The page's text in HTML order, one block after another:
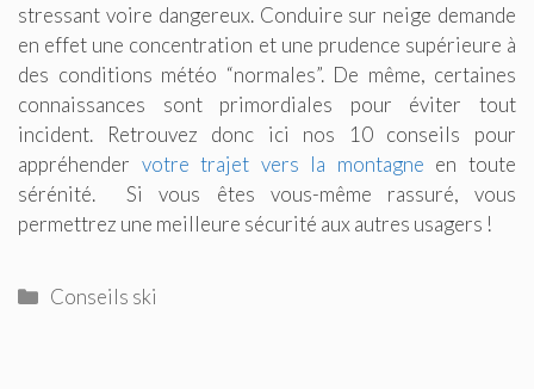
stressant voire dangereux. Conduire sur neige demande
en effet une concentration et une prudence supérieure à
des conditions météo “normales”. De même, certaines
connaissances sont primordiales pour éviter tout
incident. Retrouvez donc ici nos 10 conseils pour
appréhender votre trajet vers la montagne en toute
sérénité. Si vous êtes vous-même rassuré, vous
permettrez une meilleure sécurité aux autres usagers !
Catégories
Conseils ski